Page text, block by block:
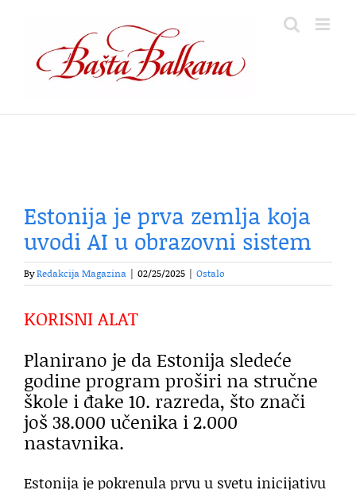
content
Estonija je prva zemlja koja
uvodi AI u obrazovni sistem
ByRedakcija Magazina 02/25/2025 Ostalo
KORISNI ALAT
Planirano je da Estonija sledeće
godine program proširi na stručne
škole i đake 10. razreda, što znači
još 38.000 učenika i 2.000
nastavnika.
Estonija je pokrenula prvu u svetu inicijativu